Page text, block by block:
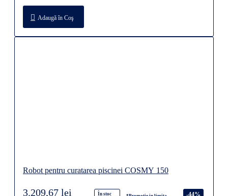
Adaugă în Coş
Robot pentru curatarea piscinei COSMY 150
În stoc
-44%
3.209,67 lei